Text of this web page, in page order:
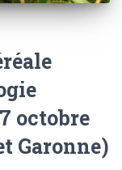
octobre
Garonne)